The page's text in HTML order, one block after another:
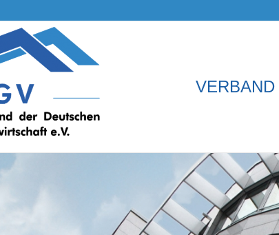
VERBAND